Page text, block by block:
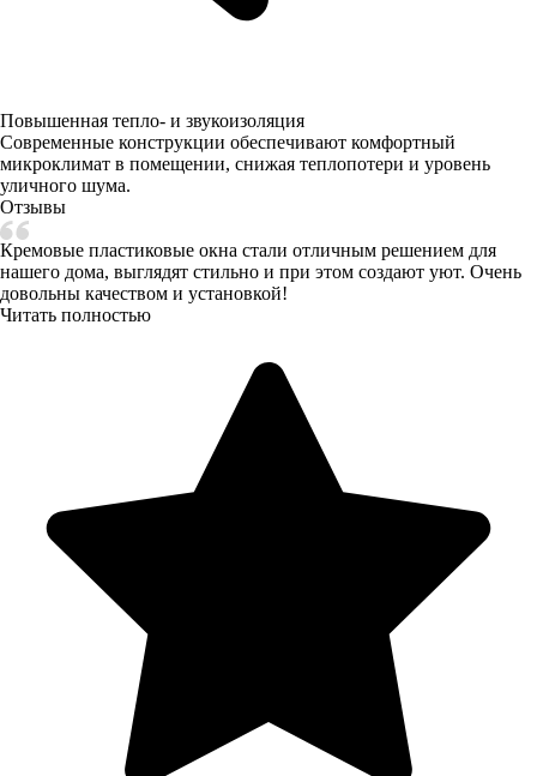
Повышенная тепло- и звукоизоляция
Современные конструкции обеспечивают комфортный
микроклимат в помещении, снижая теплопотери и уровень
уличного шума.
Отзывы
Кремовые пластиковые окна стали отличным решением для
нашего дома, выглядят стильно и при этом создают уют. Очень
довольны качеством и установкой!
Читать полностью